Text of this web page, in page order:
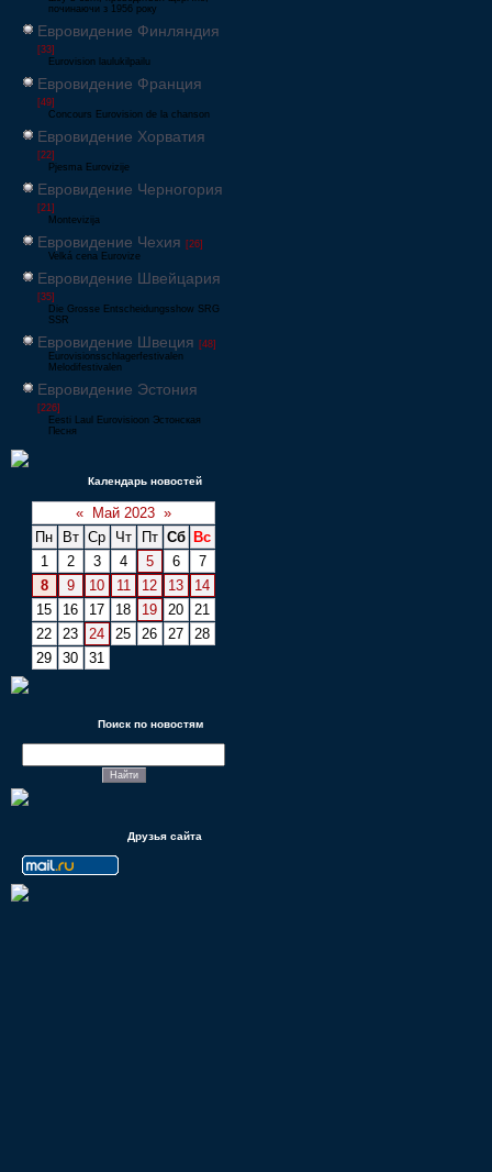
починаючи з 1956 року
Евровидение Финляндия
[33]
Eurovision laulukilpailu
Евровидение Франция
[49]
Concours Eurovision de la chanson
Евровидение Хорватия
[22]
Pjesma Eurovizije
Евровидение Черногория
[21]
Montevizija
Евровидение Чехия [26]
Velká cena Eurovize
Евровидение Швейцария
[35]
Die Grosse Entscheidungsshow SRG
SSR
Евровидение Швеция [48]
Eurovisionsschlagerfestivalen
Melodifestivalen
Евровидение Эстония
[226]
Eesti Laul Eurovisioon Эстонская
Песня
Календарь новостей
« Май 2023 »
Пн
Вт Ср Чт Пт Сб
Вс
1
2 3 4 5 6
7
8
9 10 11 12 13
14
15
16 17 18 19 20
21
22
23 24 25 26 27
28
29
30 31
Поиск по новостям
Друзья сайта